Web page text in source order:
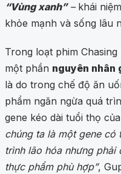
“Vùng xanh”–khái
khỏe mạnh và sống lâu
Trong loạt phim
một phần nguyên nhân
là do trong chế độ ăn
phẩm ngăn ngừa quá
gene kéo dài tuổi thọ
chúng ta là một gene có
trình lão hóa nhưng
thực phẩm phù hợp”,